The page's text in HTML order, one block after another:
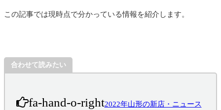
この記事では現時点で分かっている情報を紹介します。
合わせて読みたい
fa-hand-o-right2022年山形の新店・ニュース